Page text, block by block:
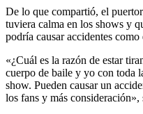
De lo que compartió, el
tuviera calma en los shows y
podría causar accidentes
«¿Cuál es la razón de estar
cuerpo de baile y yo con toda
show. Pueden causar un
los fans y más consideración»,